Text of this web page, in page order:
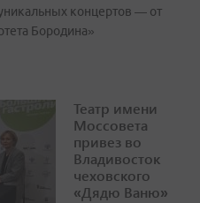
концертов — от
Бородина»
Театр имени
Моссовета
привез во
Владивосток
чеховского
«Дядю Ваню»